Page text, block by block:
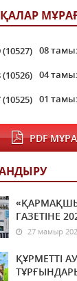
08
04
01
PDF
ГАЗЕТІНЕ
27 мамыр
ҚҰРМЕТТІ